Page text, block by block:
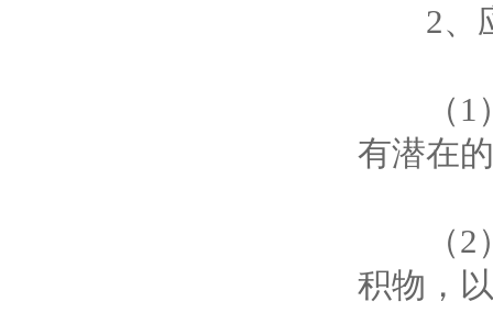
2、应
（1）
有潜在
（2）
积物，